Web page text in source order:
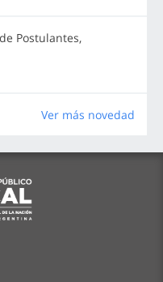
Postulantes,
Ver más novedad